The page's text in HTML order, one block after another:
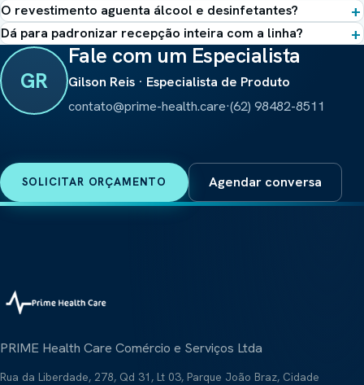
O revestimento aguenta álcool e desinfetantes?
Dá para padronizar recepção inteira com a linha?
GR
Fale com um Especialista
Gilson Reis · Especialista de Produto
contato@prime-health.care·(62) 98482-8511
SOLICITAR ORÇAMENTO Agendar conversa
PRIME Health Care Comércio e Serviços Ltda
Rua da Liberdade, 278, Qd 31, Lt 03, Parque João Braz, Cidade